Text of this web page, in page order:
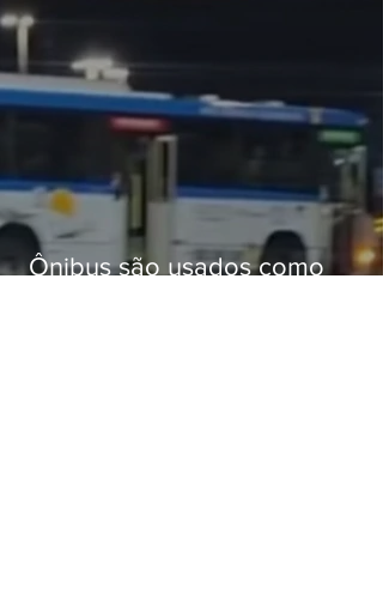
Ônibus são usados como